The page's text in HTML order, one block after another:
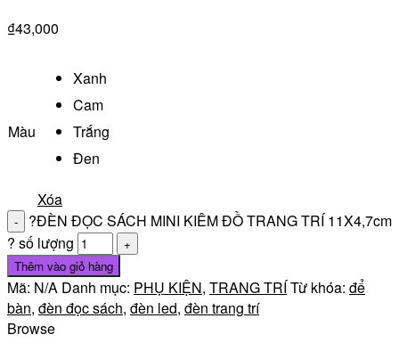
₫43,000
Màu
Xanh
Cam
Trắng
Đen
Xóa
?ĐÈN ĐỌC SÁCH MINI KIÊM ĐỒ TRANG TRÍ 11X4,7cm
? số lượng
Thêm vào giỏ hàng
Mã: N/A Danh mục: PHỤ KIỆN, TRANG TRÍTừ khóa: để
bàn, đèn đọc sách, đèn led, đèn trang trí
Browse